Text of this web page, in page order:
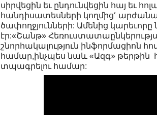
սիրվեցին եւ ընդունվեցին հայ եւ
հանդիսատեսների կողմիցՙ
ծափողջյունների: Ամենից
էր:«Շանթ»
շնորհակալություն ինֆորմացիոն
համար,ինչպես նաև «Ազգ» թերթին
տպագրելու համար: